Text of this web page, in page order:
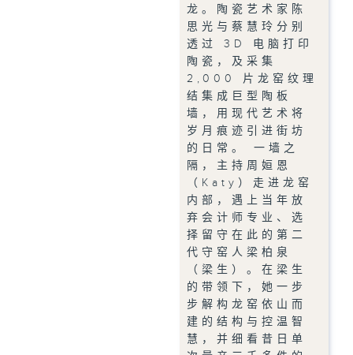
龙。陶瓷艺术家陈
思光与蔡慧玲分别
透过 3D 电脑打印
陶瓷，及采集
2,000 片龙窑纹理
结集成巨型陶板
墙，用现代艺术将
岁月痕迹引进街坊
的日常。 一墙之
隔，主持周姮恩
（Katy）走进龙窑
内部，遇上当年放
弃会计师专业、选
择留守在此的第二
代守窑人梁柏泉
（梁生）。在梁生
的带领下，她一步
步解构龙窑依山而
建的结构与控温智
慧，并细看昔日单